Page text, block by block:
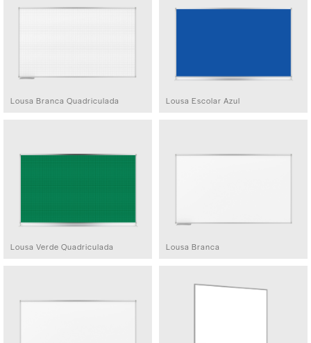
Lousa Branca Quadriculada Lousa Escolar Azul
Lousa Verde Quadriculada Lousa Branca